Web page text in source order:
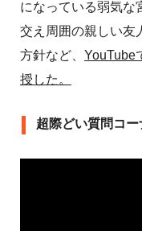
になっている弱気な
交え周囲の親しい友
方針など、 YouTube
授した。
超際どい質問コー